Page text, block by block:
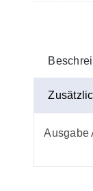
Ausgabe